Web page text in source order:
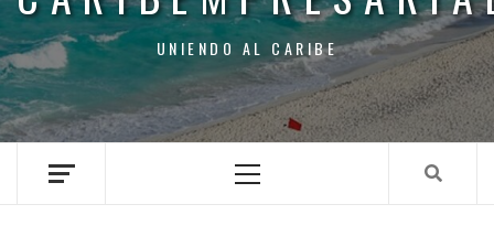
UNIENDO AL CARIBE
Menu